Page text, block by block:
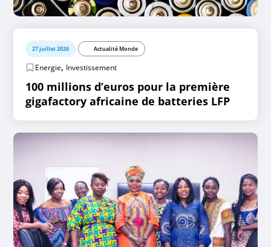
27 juillet 2026 Actualité Monde
Energie, Investissement
100 millions d’euros pour la première
gigafactory africaine de batteries LFP